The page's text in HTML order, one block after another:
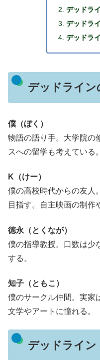
デッドラ
デッドラ
デッドラ
デッドライン
僕（ぼく）
物語の語り手。大学院の
スへの留学も考えている
K（けー）
僕の高校時代からの友人
目指す。自主映画の制作
徳永（とくなが）
僕の指導教授。口数は少
する。
知子（ともこ）
僕のサークル仲間。実家
文学やアートに憧れる。
デッドライン